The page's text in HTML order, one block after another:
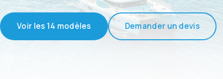
Voir les 14 modèles Demander un devis